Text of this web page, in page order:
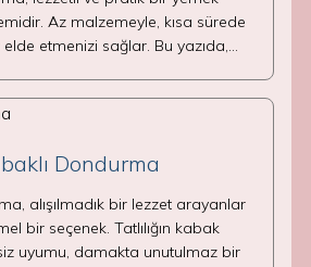
Az malzemeyle, kısa sürede
etmenizi sağlar. Bu yazıda,…
Dondurma
alışılmadık bir lezzet arayanlar
bir seçenek. Tatlılığın kabak
uyumu, damakta unutulmaz bir